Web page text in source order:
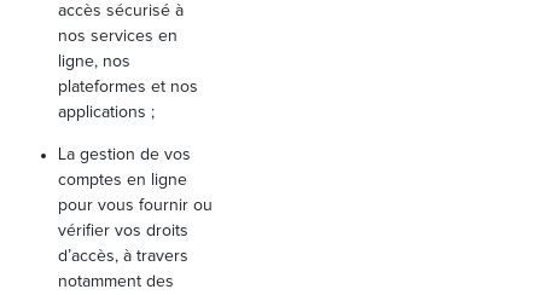
accès sécurisé à
nos services en
ligne, nos
plateformes et nos
applications ;
La gestion de vos
comptes en ligne
pour vous fournir ou
vérifier vos droits
d’accès, à travers
notamment des